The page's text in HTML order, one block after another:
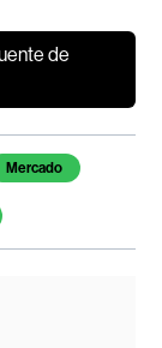
de
Mercado